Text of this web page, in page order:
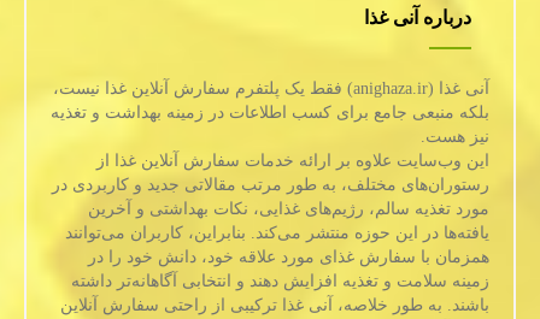
درباره آنی غذا
آنی غذا (anighaza.ir) فقط یک پلتفرم سفارش آنلاین غذا نیست،
بلکه منبعی جامع برای کسب اطلاعات در زمینه بهداشت و تغذیه
نیز هست.
این وب‌سایت علاوه بر ارائه خدمات سفارش آنلاین غذا از
رستوران‌های مختلف، به طور مرتب مقالاتی جدید و کاربردی در
مورد تغذیه سالم، رژیم‌های غذایی، نکات بهداشتی و آخرین
یافته‌ها در این حوزه منتشر می‌کند. بنابراین، کاربران می‌توانند
همزمان با سفارش غذای مورد علاقه خود، دانش خود را در
زمینه سلامت و تغذیه افزایش دهند و انتخابی آگاهانه‌تر داشته
باشند. به طور خلاصه، آنی غذا ترکیبی از راحتی سفارش آنلاین